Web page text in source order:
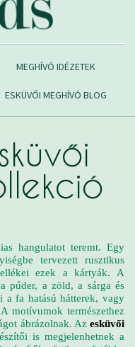
MEGHÍVÓ IDÉZETEK
ESKÜVŐI MEGHÍVÓ BLOG
hangulatot teremt. Egy
tervezett rusztikus
ezek a kártyák. A
púder, a zöld, a sárga és
a fa hatású hátterek, vagy
motívumok természethez
ábrázolnak. Az esküvői
is megjelenhetnek a